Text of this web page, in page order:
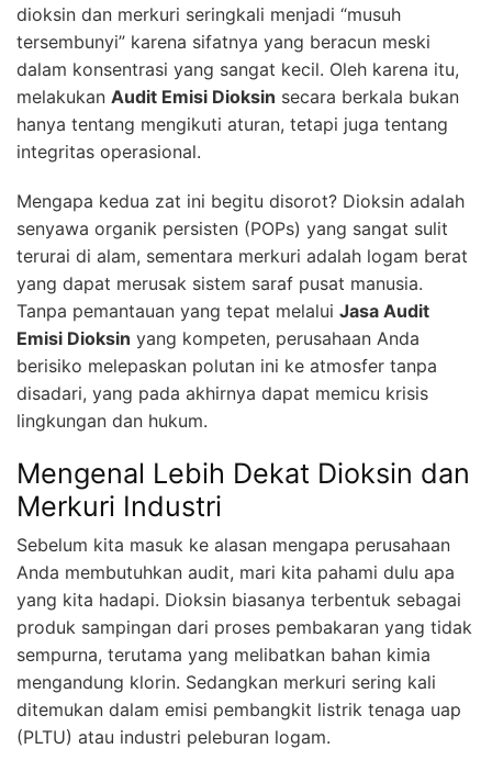
dioksin dan merkuri seringkali menjadi “musuh
tersembunyi” karena sifatnya yang beracun meski
dalam konsentrasi yang sangat kecil. Oleh karena itu,
melakukan Audit Emisi Dioksin secara berkala bukan
hanya tentang mengikuti aturan, tetapi juga tentang
integritas operasional.
Mengapa kedua zat ini begitu disorot? Dioksin adalah
senyawa organik persisten (POPs) yang sangat sulit
terurai di alam, sementara merkuri adalah logam berat
yang dapat merusak sistem saraf pusat manusia.
Tanpa pemantauan yang tepat melalui Jasa Audit
Emisi Dioksin yang kompeten, perusahaan Anda
berisiko melepaskan polutan ini ke atmosfer tanpa
disadari, yang pada akhirnya dapat memicu krisis
lingkungan dan hukum.
Mengenal Lebih Dekat Dioksin dan
Merkuri Industri
Sebelum kita masuk ke alasan mengapa perusahaan
Anda membutuhkan audit, mari kita pahami dulu apa
yang kita hadapi. Dioksin biasanya terbentuk sebagai
produk sampingan dari proses pembakaran yang tidak
sempurna, terutama yang melibatkan bahan kimia
mengandung klorin. Sedangkan merkuri sering kali
ditemukan dalam emisi pembangkit listrik tenaga uap
(PLTU) atau industri peleburan logam.